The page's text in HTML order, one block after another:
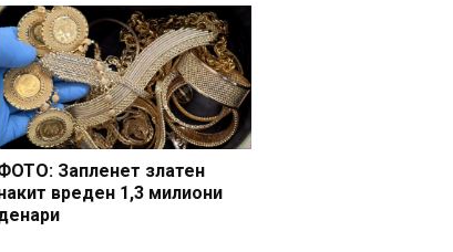
Запленет златен
вреден 1,3 милиони